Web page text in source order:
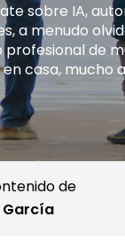
sobre IA,
a menudo
profesional de
casa, mucho
de
García